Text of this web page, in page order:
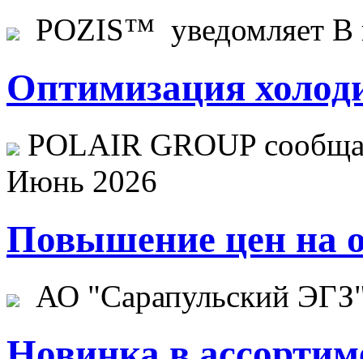
POZIS™ уведомляет В
Оптимизация
POLAIR GROUP
Июнь 2026
Повышение цен на
АО "Сарапульский